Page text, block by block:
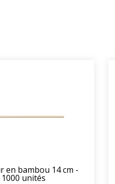
en bambou 14 cm -
unités